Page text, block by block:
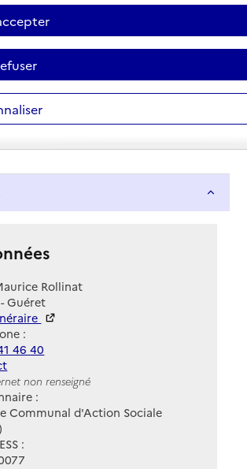
Rollinat
Guéret
:
46 40
non renseigné
:
Communal d'Action Sociale
: